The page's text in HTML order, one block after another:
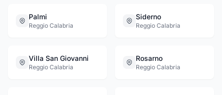
Palmi
Reggio Calabria
Siderno
Reggio Calabria
Villa San Giovanni
Reggio Calabria
Rosarno
Reggio Calabria